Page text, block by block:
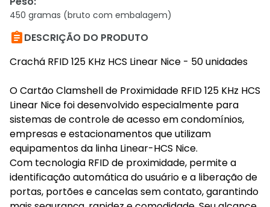
450 gramas (bruto com embalagem)
DESCRIÇÃO DO PRODUTO
Crachá RFID 125 KHz HCS Linear Nice - 50 unidades
O Cartão Clamshell de Proximidade RFID 125 KHz HCS
Linear Nice foi desenvolvido especialmente para
sistemas de controle de acesso em condomínios,
empresas e estacionamentos que utilizam
equipamentos da linha Linear-HCS Nice.
Com tecnologia RFID de proximidade, permite a
identificação automática do usuário e a liberação de
portas, portões e cancelas sem contato, garantindo